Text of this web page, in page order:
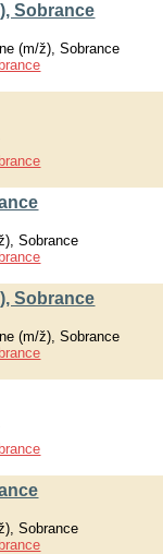
Sobrance
(m/ž), Sobrance
Sobrance
Sobrance
(m/ž), Sobrance
Sobrance